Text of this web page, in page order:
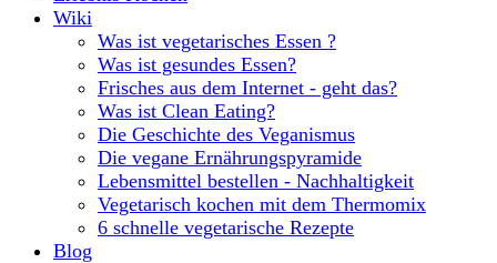
Wiki
Was ist vegetarisches Essen ?
Was ist gesundes Essen?
Frisches aus dem Internet - geht das?
Was ist Clean Eating?
Die Geschichte des Veganismus
Die vegane Ernährungspyramide
Lebensmittel bestellen - Nachhaltigkeit
Vegetarisch kochen mit dem Thermomix
6 schnelle vegetarische Rezepte
Blog